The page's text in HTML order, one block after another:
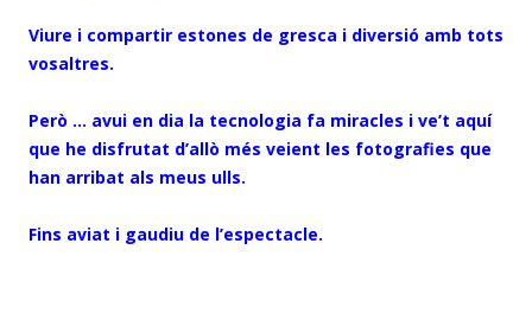
Viure i compartir estones de gresca i diversió amb tots
vosaltres.
Però … avui en dia la tecnologia fa miracles i ve’t aquí
que he disfrutat d’allò més veient les fotografies que
han arribat als meus ulls.
Fins aviat i gaudiu de l’espectacle.